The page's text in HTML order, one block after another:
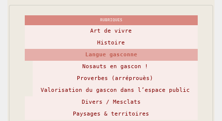
RUBRIQUES
Art de vivre
Histoire
Langue gasconne
Nosauts en gascon !
Proverbes (arréprouès)
Valorisation du gascon dans l’espace public
Divers / Mesclats
Paysages & territoires